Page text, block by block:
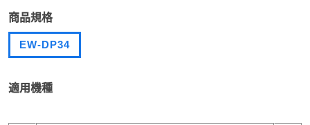
商品規格
EW-DP34
適用機種